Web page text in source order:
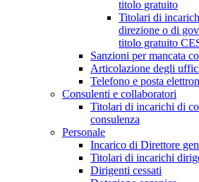
titolo gratuito
Titolari di
direzione o di
titolo gratuito
Sanzioni per mancata
Articolazione degli
Telefono e posta
Consulenti e collaboratori
Titolari di incarichi di
consulenza
Personale
Incarico di Direttore
Titolari di incarichi
Dirigenti cessati